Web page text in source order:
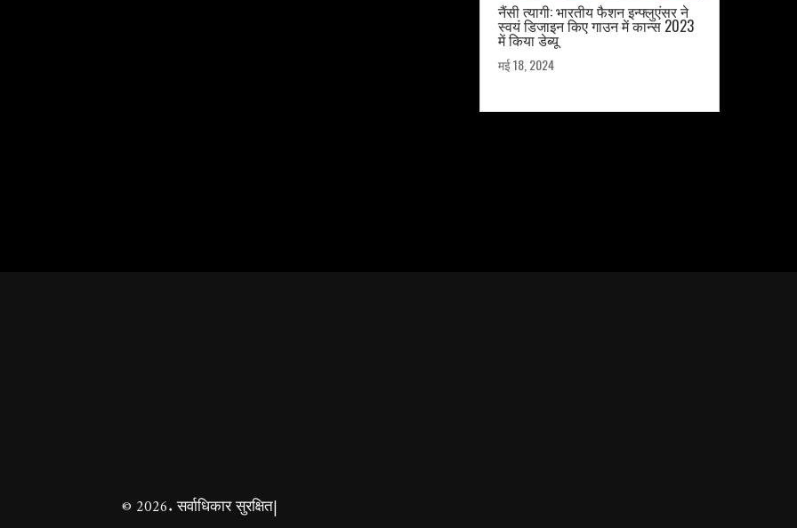
नैंसी त्यागी: भारतीय फैशन इन्फ्लुएंसर ने
स्वयं डिजाइन किए गाउन में कान्स 2023
में किया डेब्यू
मई 18, 2024
© 2026. सर्वाधिकार सुरक्षित|